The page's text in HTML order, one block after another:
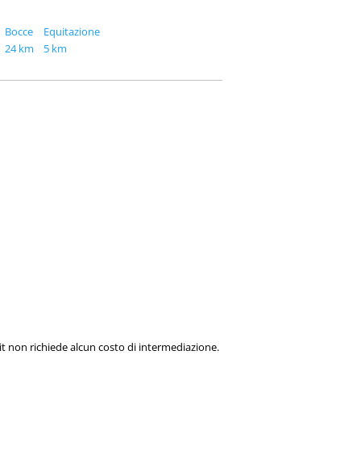
Bocce
24 km
Equitazione
5 km
non richiede alcun costo di intermediazione.